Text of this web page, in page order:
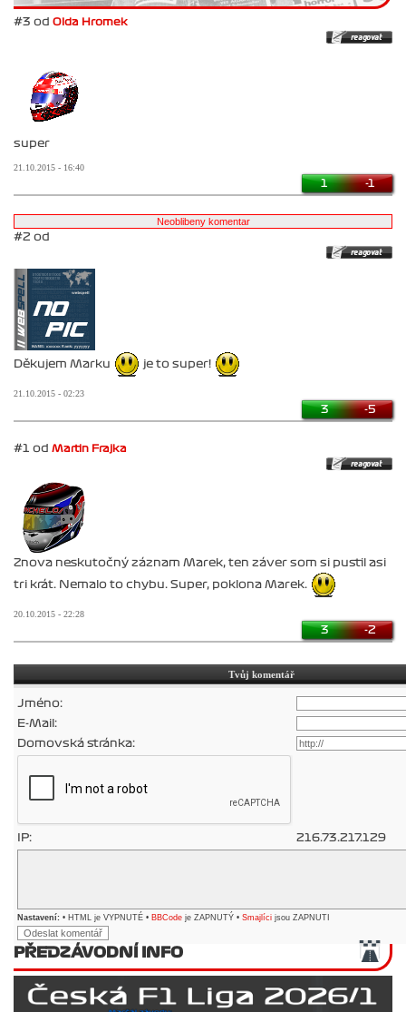
#3 od Olda Hromek
super
21.10.2015 - 16:40
1 -1
#2 od
Děkujem Marku je to super!
21.10.2015 - 02:23
3 -5
#1 od Martin Frajka
Znova neskutočný záznam Marek, ten záver som si pustil asi
tri krát. Nemalo to chybu. Super, poklona Marek.
20.10.2015 - 22:28
3 -2
Tvůj komentář
Jméno:
E-Mail:
Domovská stránka:
IP: 216.73.217.129
Nastavení: • HTML je VYPNUTÉ • BBCode je ZAPNUTÝ • Smajlíci jsou ZAPNUTI
PŘEDZÁVODNÍ INFO